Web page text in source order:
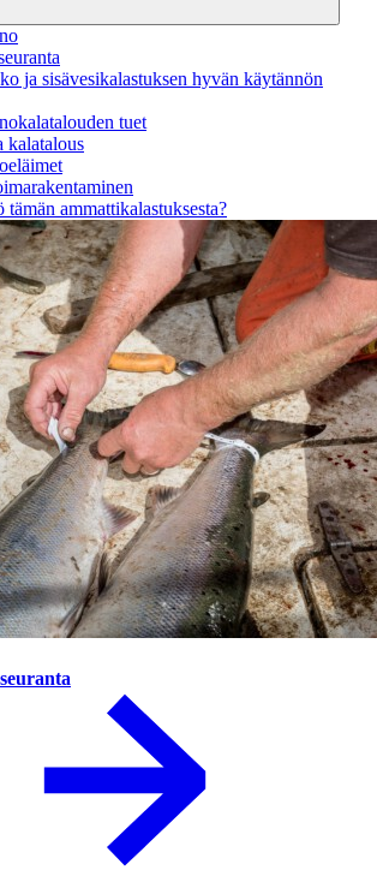
ja sisävesikalastuksen hyvän käytännön
tuet
kalatalous
tämän ammattikalastuksesta?